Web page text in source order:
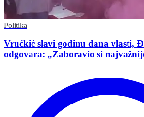
Politika
Vrućkić slavi godinu dana vlasti,
odgovara: „Zaboravio si